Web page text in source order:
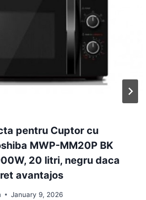
pentru Cuptor cu
MWP-MM20P BK
20 litri, negru daca
avantajos
January 9, 2026